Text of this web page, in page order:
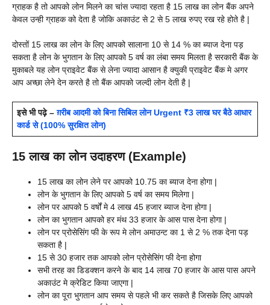
ग्राहक है तो आपको लोन मिलने का चांस ज्यादा रहता है 15 लाख का लोन बैंक अपने
केवल उन्ही ग्राहक को देता है जोकि अकाउंट से 2 से 5 लाख रुपए रख रहे होते है |
दोस्तों 15 लाख का लोन के लिए आपको सालाना 10 से 14 % का ब्याज देना पड़
सकता है लोन के भुगतान के लिए आपको 5 वर्ष का लंबा समय मिलता है सरकारी बैंक के
मुकाबले यह लोन प्राइवेट बैंक से लेना ज्यादा आसान है क्युकी प्राइवेट बैंक मे अगर
आप अच्छा लेने देन करते है तो बैंक आपको जल्दी लोन देती है |
इसे भी पढ़े –ग़रीब आदमी को बिना सिबिल लोन Urgent ₹3 लाख घर बैठे आधार
कार्ड से (100% सुरक्षित लोन)
15 लाख का लोन उदाहरण (Example)
15 लाख का लोन लेने पर आपको 10.75 का ब्याज देना होगा |
लोन के भुगतान के लिए आपको 5 वर्ष का समय मिलेगा |
लोन पर आपको 5 वर्षों मे 4 लाख 45 हजार ब्याज देना होगा |
लोन का भुगतान आपको हर मंथ 33 हजार के आस पास देना होगा |
लोन पर प्रोसेसिंग फी के रूप मे लोन अमाउन्ट का 1 से 2 % तक देना पड़
सकता है |
15 से 30 हजार तक आपको लोन प्रोसेसिंग फी देना होगा
सभी तरह का डिडक्शन करने के बाद 14 लाख 70 हजार के आस पास अपने
अकाउंट मे क्रेडिट किया जाएगा |
लोन का पूरा भुगतान आप समय से पहले भी कर सकते है जिसके लिए आपको